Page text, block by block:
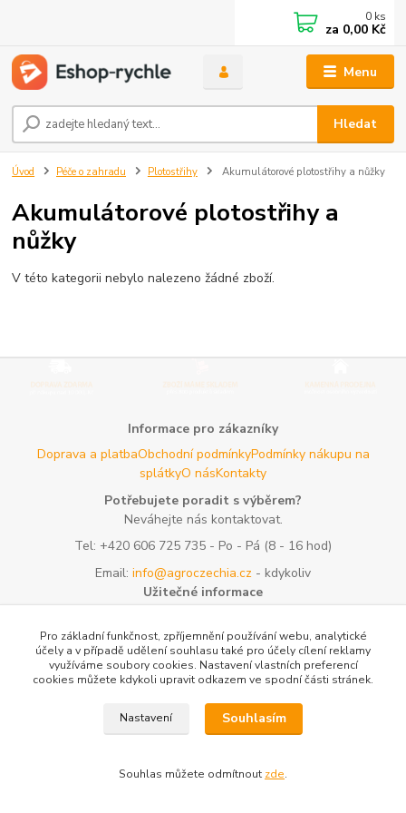
Menu
Hledat
0 ks
za 0,00 Kč
Úvod Péče o zahradu Plotostřihy Akumulátorové plotostřihy a nůžky
Akumulátorové plotostřihy a
nůžky
V této kategorii nebylo nalezeno žádné zboží.
Informace pro zákazníky
Doprava a platbaObchodní podmínkyPodmínky nákupu na
splátkyO násKontakty
Potřebujete poradit s výběrem?
Neváhejte nás kontaktovat.
Tel: +420 606 725 735 - Po - Pá (8 - 16 hod)
Email: info@agroczechia.cz - kdykoliv
Užitečné informace
lesníckeho náradia a potriebFormulář odstoupení o
smlouvyReklamace a vrácení zbožíRady a tipyTabulky rozměrů
oblečení a obuviMapa stránek
Vytvořeno na Eshop-rychle.cz
Pro základní funkčnost, zpříjemnění používání webu, analytické
účely a v případě udělení souhlasu také pro účely cílení reklamy
využíváme soubory cookies. Nastavení vlastních preferencí
cookies můžete kdykoli upravit odkazem ve spodní části stránek.
Nastavení Souhlasím
Souhlas můžete odmítnout zde.